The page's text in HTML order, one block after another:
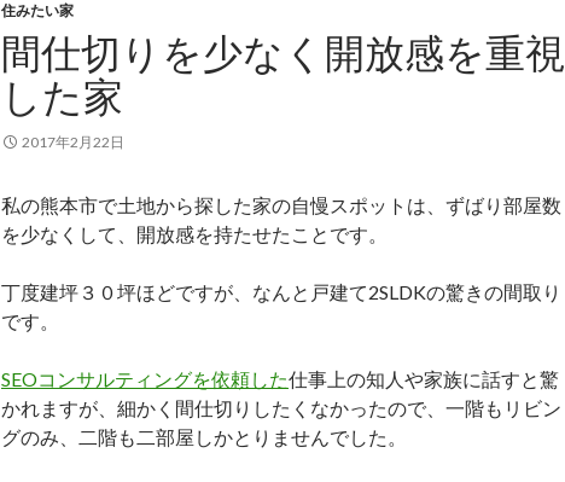
住みたい家
間仕切りを少なく開放感を重視
した家
2017年2月22日
私の熊本市で土地から探した家の自慢スポットは、ずばり部屋数
を少なくして、開放感を持たせたことです。
丁度建坪３０坪ほどですが、なんと戸建て2SLDKの驚きの間取り
です。
SEOコンサルティングを依頼した仕事上の知人や家族に話すと驚
かれますが、細かく間仕切りしたくなかったので、一階もリビン
グのみ、二階も二部屋しかとりませんでした。